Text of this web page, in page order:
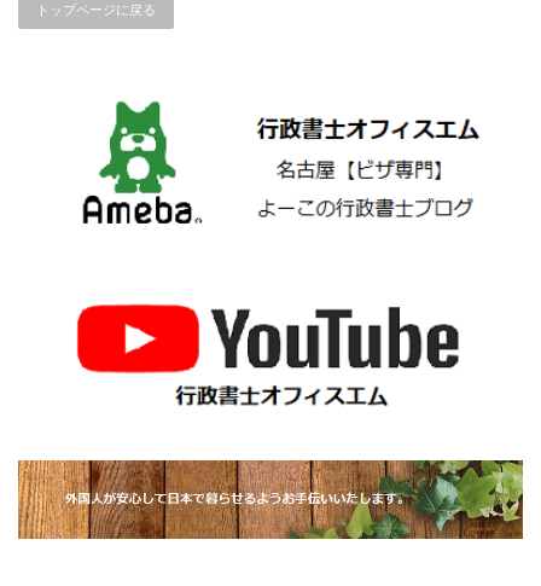
トップページに戻る